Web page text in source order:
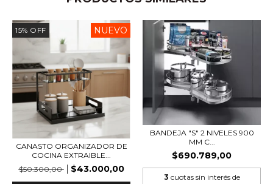
15% OFF NUEVO
CANASTO ORGANIZADOR DE
COCINA EXTRAIBLE...
$50.300,00
$43.000,00
BANDEJA "S" 2 NIVELES 900
MM C...
$690.789,00
3 cuotas sin interés de